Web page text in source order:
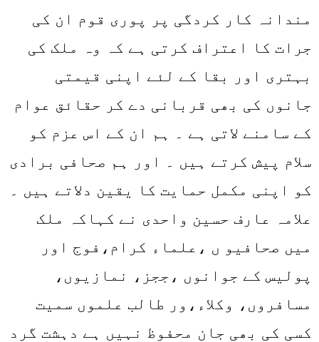
مندانہ کار کردگی پر پوری قوم ان کی
جرات کا اعتراف کرتی ہے کہ وہ ملک کی
بہتری اور بقا کے لئے اپنی قیمتی
جانوں کی بھی قربانی دے کر حقائق عوام
کے سامنے لاتی ہے ۔ ہم ان کے اس عزم کو
سلام پیش کرتے ہیں ۔ اور ہم صحافی برادی
کو اپنی مکمل حمایت کا یقین دلاتے ہیں ۔
علامہ عارف حسین واحدی نے کہاکہ ملک
میں صحافیو ں ،علماء کرام،فوج اور
پولیس کے جوانوں ،ججز، نمازیوں،
مسافروں، وکلاء،ور طالب علموں سمیت
کسی کی بھی جان محفوظ نہیں ہے دہشت گرد